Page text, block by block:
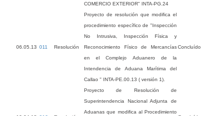
COMERCIO EXTERIOR" INTA-PG.24
06.05.13 011 Resolución
Proyecto de resolución que modifica el
procedimiento específico de "Inspección
No Intrusiva, Inspección Física y
Reconocimiento Físico de Mercancías
en el Complejo Aduanero de la
Intendencia de Aduana Marítima del
Callao " INTA-PE.00.13 ( versión 1).
Concluído
Proyecto de Resolución de
Superintendencia Nacional Adjunta de
Aduanas que modifica al Procedimiento